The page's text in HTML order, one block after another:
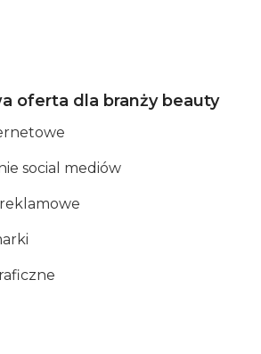
oferta dla branży beauty
social mediów